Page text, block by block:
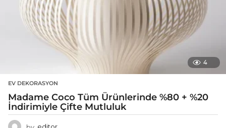
4
EV DEKORASYON
Madame Coco Tüm Ürünlerinde %80 + %20
İndirimiyle Çifte Mutluluk